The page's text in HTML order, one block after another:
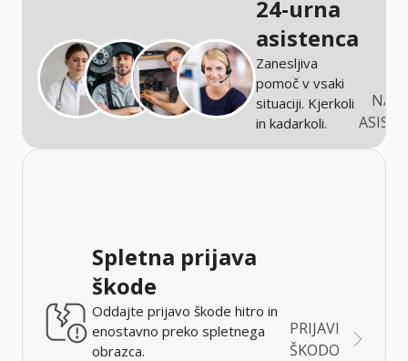
24-urna
asistenca
Zanesljiva
pomoč v vsaki
situaciji. Kjerkoli
in kadarkoli.
Spletna prijava
škode
Oddajte prijavo škode hitro in
enostavno preko spletnega
obrazca.
PRIJAVI
ŠKODO